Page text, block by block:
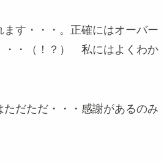
す・・・。正確にはオーバー
・・（！？） 私にはよくわか
だただ・・・感謝があるのみ